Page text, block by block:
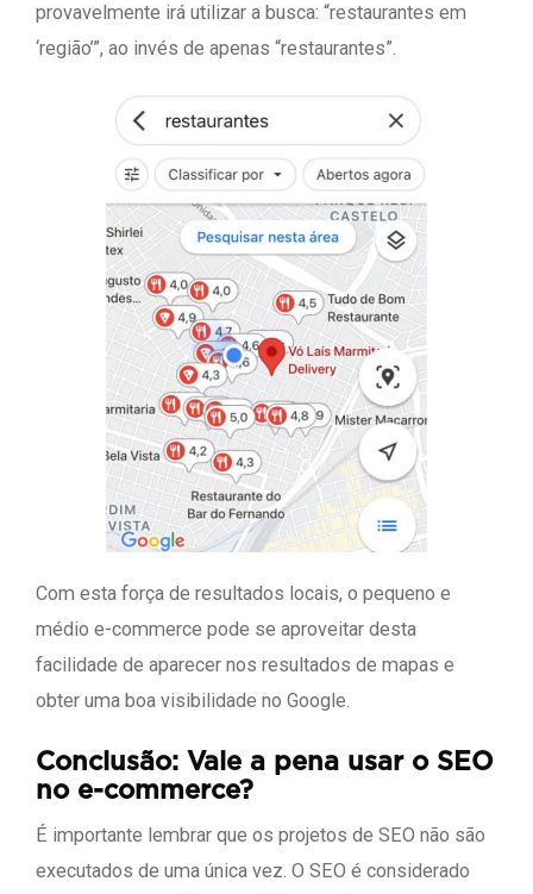
provavelmente irá utilizar a busca: “restaurantes em
‘região’”, ao invés de apenas “restaurantes”.
Com esta força de resultados locais, o pequeno e
médio e-commerce pode se aproveitar desta
facilidade de aparecer nos resultados de mapas e
obter uma boa visibilidade no Google.
Conclusão: Vale a pena usar o SEO
no e-commerce?
É importante lembrar que os projetos de SEO não são
executados de uma única vez. O SEO é considerado